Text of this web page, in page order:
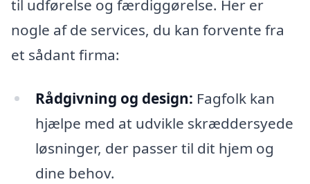
til udførelse og færdiggørelse. Her er
nogle af de services, du kan forvente fra
et sådant firma:
Rådgivning og design: Fagfolk kan
hjælpe med at udvikle skræddersyede
løsninger, der passer til dit hjem og
dine behov.